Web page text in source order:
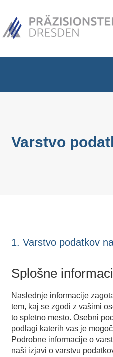
Varstvo
1. Varstvo podatkov
Splošne
Naslednje informacije
tem, kaj se zgodi z vašimi
to spletno mesto. Osebni
podlagi katerih vas je
Podrobne informacije o
naši izjavi o varstvu